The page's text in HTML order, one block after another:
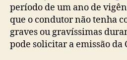
período de um ano de
que o condutor não tenha
graves ou gravíssimas
pode solicitar a emissão